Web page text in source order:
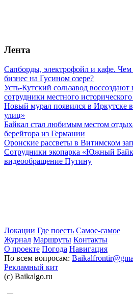
Лента
Сапборды, электрофойл и кафе. Чем
бизнес на Гусином озере?
Усть-Кутский сользавод
сотрудники местного
Новый мурал появился в Иркутске
улиц»
Байкал стал любимым местом
берейтора из Германии
Оронские рассветы в Витимском
Сотрудники экопарка «Южный
видеообращение Путину
Локации Где поесть Самое-самое
Журнал Маршруты Контакты
О проекте Погода Навигация
По всем вопросам:
Рекламный кит
(с) Baikalgo.ru